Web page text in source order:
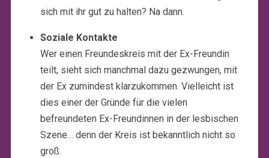
sich mit ihr gut zu halten? Na dann.
Soziale Kontakte
Wer einen Freundeskreis mit der Ex-Freundin
teilt, sieht sich manchmal dazu gezwungen, mit
der Ex zumindest klarzukommen. Vielleicht ist
dies einer der Gründe für die vielen
befreundeten Ex-Freundinnen in der lesbischen
Szene… denn der Kreis ist bekanntlich nicht so
groß.